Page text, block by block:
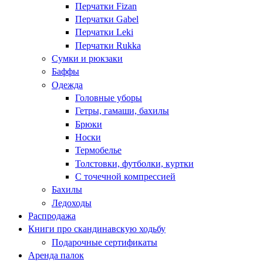
Перчатки Fizan
Перчатки Gabel
Перчатки Leki
Перчатки Rukka
Сумки и рюкзаки
Баффы
Одежда
Головные уборы
Гетры, гамаши, бахилы
Брюки
Носки
Термобелье
Толстовки, футболки, куртки
С точечной компрессией
Бахилы
Ледоходы
Распродажа
Книги про скандинавскую ходьбу
Подарочные сертификаты
Аренда палок